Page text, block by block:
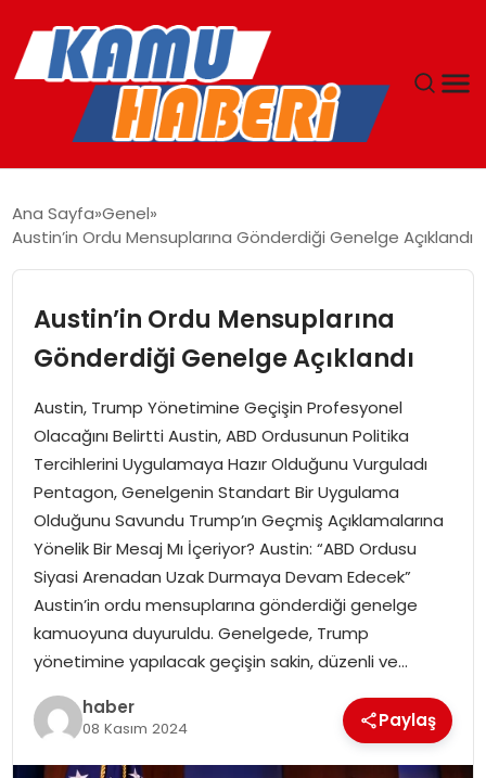
GÜNCEL
MAGAZIN
EKONOMI
SPOR
TEKNOLOJI
EĞITIM
GENEL
Ana Sayfa Genel
Austin’in Ordu Mensuplarına Gönderdiği Genelge Açıklandı
Austin’in Ordu Mensuplarına
Gönderdiği Genelge Açıklandı
Austin, Trump Yönetimine Geçişin Profesyonel
Olacağını Belirtti Austin, ABD Ordusunun Politika
Tercihlerini Uygulamaya Hazır Olduğunu Vurguladı
Pentagon, Genelgenin Standart Bir Uygulama
Olduğunu Savundu Trump’ın Geçmiş Açıklamalarına
Yönelik Bir Mesaj Mı İçeriyor? Austin: “ABD Ordusu
Siyasi Arenadan Uzak Durmaya Devam Edecek”
Austin’in ordu mensuplarına gönderdiği genelge
kamuoyuna duyuruldu. Genelgede, Trump
yönetimine yapılacak geçişin sakin, düzenli ve…
haber
08 Kasım 2024 Paylaş